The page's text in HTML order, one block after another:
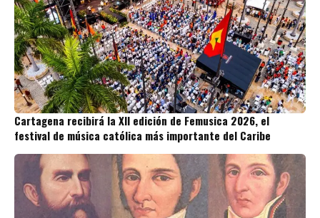
Cartagena recibirá la XII edición de Femusica 2026, el
festival de música católica más importante del Caribe